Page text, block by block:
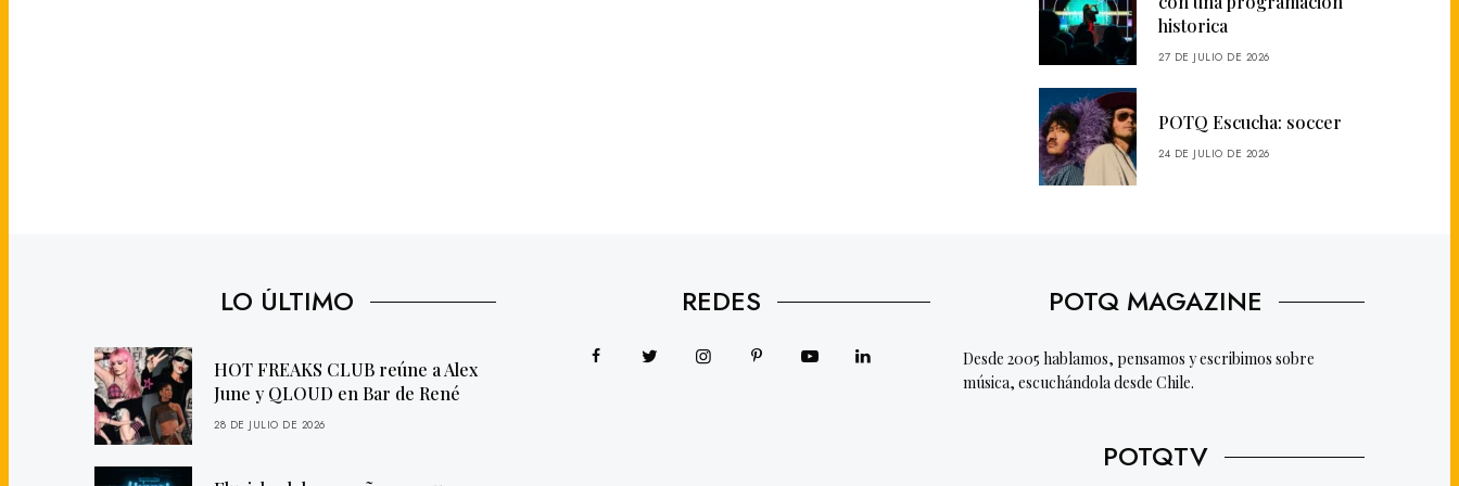
historica
27 DE JULIO DE 2026
POTQ Escucha: soccer
24 DE JULIO DE 2026
LO ÚLTIMO
HOT FREAKS CLUB reúne a Alex
June y QLOUD en Bar de René
28 DE JULIO DE 2026
REDES POTQ MAGAZINE
Desde 2005 hablamos, pensamos y escribimos sobre
música, escuchándola desde Chile.
POTQTV